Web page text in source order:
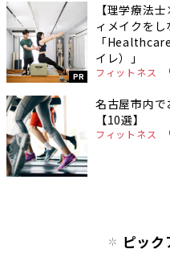
PR
【理学療法
ィメイクをし
「
イレ）」
フィットネス
名古屋市内で
【10選】
フィットネス
ピッ